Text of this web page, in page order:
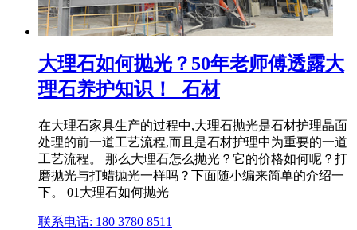
大理石如何抛光？50年老师傅透露大
理石养护知识！_石材
在大理石家具生产的过程中,大理石抛光是石材护理晶面
处理的前一道工艺流程,而且是石材护理中为重要的一道
工艺流程。 那么大理石怎么抛光？它的价格如何呢？打
磨抛光与打蜡抛光一样吗？下面随小编来简单的介绍一
下。 01大理石如何抛光
联系电话: 180 3780 8511